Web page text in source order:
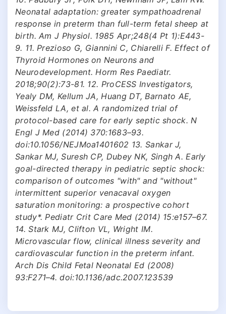
Neonatal adaptation: greater sympathoadrenal
response in preterm than full-term fetal sheep at
birth. Am J Physiol. 1985 Apr;248(4 Pt 1):E443-
9. 11. Рrezioso G, Giannini C, Chiarelli F. Effect of
Thyroid Hormones on Neurons and
Neurodevelopment. Horm Res Paediatr.
2018;90(2):73-81. 12. ProCESS Investigators,
Yealy DM, Kellum JA, Huang DT, Barnato AE,
Weissfeld LA, et al. A randomized trial of
protocol-based care for early septic shock. N
Engl J Med (2014) 370:1683–93.
doi:10.1056/NEJMoa1401602 13. Sankar J,
Sankar MJ, Suresh CP, Dubey NK, Singh A. Early
goal-directed therapy in pediatric septic shock:
comparison of outcomes "with" and "without"
intermittent superior venacaval oxygen
saturation monitoring: a prospective cohort
study*. Pediatr Crit Care Med (2014) 15:e157–67.
14. Stark MJ, Clifton VL, Wright IM.
Microvascular flow, clinical illness severity and
cardiovascular function in the preterm infant.
Arch Dis Child Fetal Neonatal Ed (2008)
93:F271–4. doi:10.1136/adc.2007.123539